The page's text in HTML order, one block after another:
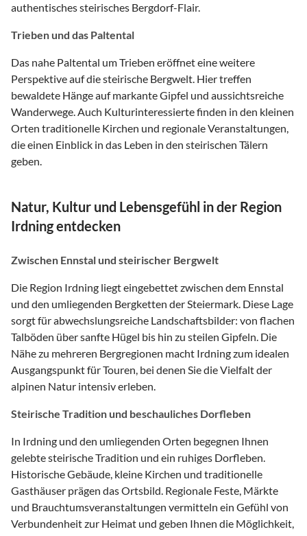
authentisches steirisches Bergdorf-Flair.
Trieben und das Paltental
Das nahe Paltental um Trieben eröffnet eine weitere
Perspektive auf die steirische Bergwelt. Hier treffen
bewaldete Hänge auf markante Gipfel und aussichtsreiche
Wanderwege. Auch Kulturinteressierte finden in den kleinen
Orten traditionelle Kirchen und regionale Veranstaltungen,
die einen Einblick in das Leben in den steirischen Tälern
geben.
Natur, Kultur und Lebensgefühl in der Region
Irdning entdecken
Zwischen Ennstal und steirischer Bergwelt
Die Region Irdning liegt eingebettet zwischen dem Ennstal
und den umliegenden Bergketten der Steiermark. Diese Lage
sorgt für abwechslungsreiche Landschaftsbilder: von flachen
Talböden über sanfte Hügel bis hin zu steilen Gipfeln. Die
Nähe zu mehreren Bergregionen macht Irdning zum idealen
Ausgangspunkt für Touren, bei denen Sie die Vielfalt der
alpinen Natur intensiv erleben.
Steirische Tradition und beschauliches Dorfleben
In Irdning und den umliegenden Orten begegnen Ihnen
gelebte steirische Tradition und ein ruhiges Dorfleben.
Historische Gebäude, kleine Kirchen und traditionelle
Gasthäuser prägen das Ortsbild. Regionale Feste, Märkte
und Brauchtumsveranstaltungen vermitteln ein Gefühl von
Verbundenheit zur Heimat und geben Ihnen die Möglichkeit,